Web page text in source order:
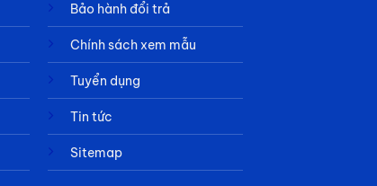
Bảo hành đổi trả
Chính sách xem mẫu
Tuyển dụng
Tin tức
Sitemap